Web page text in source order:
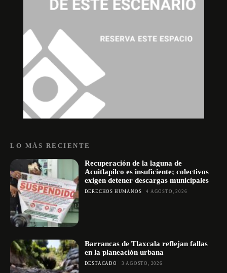
LO MÁS RECIENTE
Recuperación de la laguna de
Acuitlapilco es insuficiente; colectivos
exigen detener descargas municipales
DERECHOS HUMANOS 4 AGOSTO, 2026
Barrancas de Tlaxcala reflejan fallas
en la planeación urbana
DESTACADO 3 AGOSTO, 2026